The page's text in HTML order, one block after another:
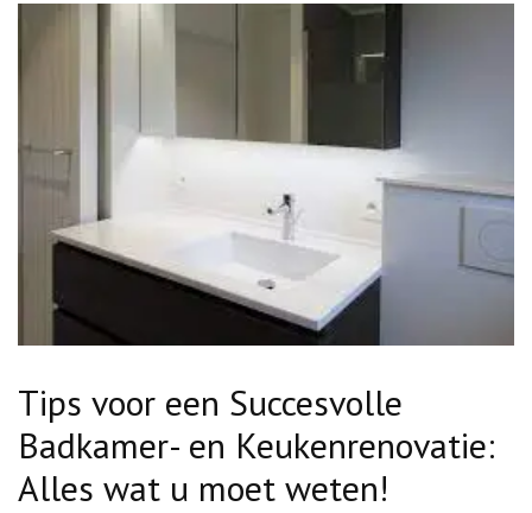
Tips voor een Succesvolle
Badkamer- en Keukenrenovatie:
Alles wat u moet weten!